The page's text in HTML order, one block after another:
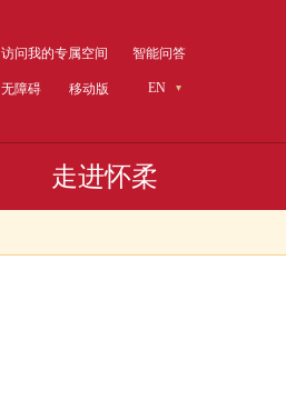
访问我的专属空间 智能问答
无障碍 移动版 EN
走进怀柔